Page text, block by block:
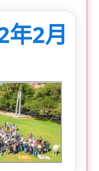
年2月